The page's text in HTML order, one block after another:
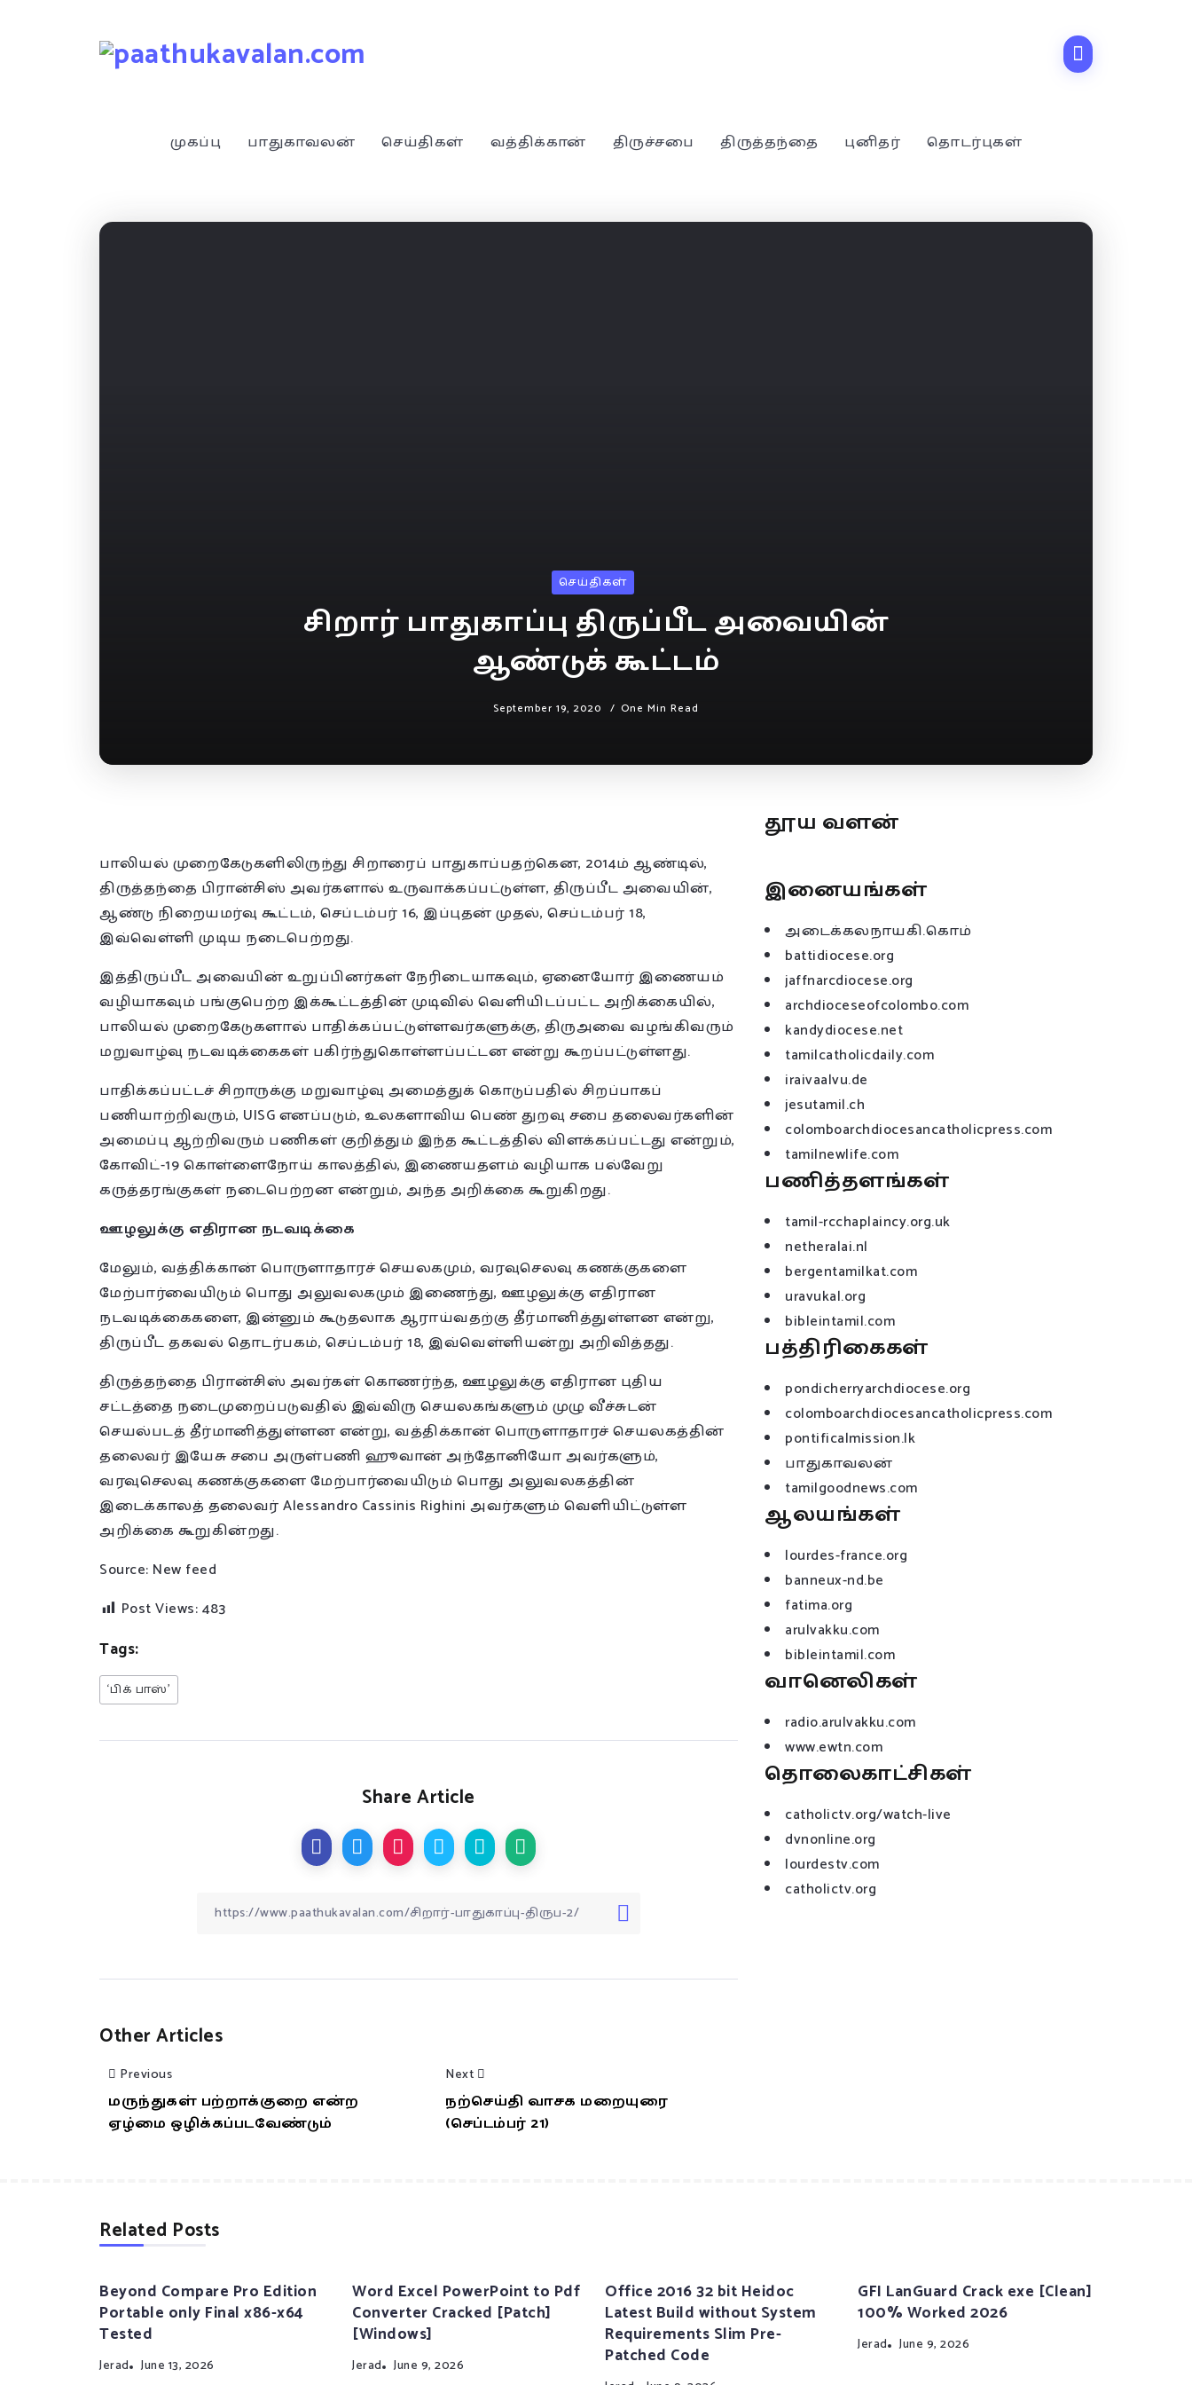
முகப்பு பாதுகாவலன் செய்திகள் வத்திக்கான் திருச்சபை திருத்தந்தை புனிதர் தொடர்புகள்
செய்திகள்
சிறார் பாதுகாப்பு திருப்பீட அவையின்
ஆண்டுக் கூட்டம்
September 19, 2020 One Min Read
பாலியல் முறைகேடுகளிலிருந்து சிறாரைப் பாதுகாப்பதற்கென, 2014ம் ஆண்டில்,
திருத்தந்தை பிரான்சிஸ் அவர்களால் உருவாக்கப்பட்டுள்ள, திருப்பீட அவையின்,
ஆண்டு நிறையமர்வு கூட்டம், செப்டம்பர் 16, இப்புதன் முதல், செப்டம்பர் 18,
இவ்வெள்ளி முடிய நடைபெற்றது.
இத்திருப்பீட அவையின் உறுப்பினர்கள் நேரிடையாகவும், ஏனையோர் இணையம்
வழியாகவும் பங்குபெற்ற இக்கூட்டத்தின் முடிவில் வெளியிடப்பட்ட அறிக்கையில்,
பாலியல் முறைகேடுகளால் பாதிக்கப்பட்டுள்ளவர்களுக்கு, திருஅவை வழங்கிவரும்
மறுவாழ்வு நடவடிக்கைகள் பகிர்ந்துகொள்ளப்பட்டன என்று கூறப்பட்டுள்ளது.
பாதிக்கப்பட்டச் சிறாருக்கு மறுவாழ்வு அமைத்துக் கொடுப்பதில் சிறப்பாகப்
பணியாற்றிவரும், UISG எனப்படும், உலகளாவிய பெண் துறவு சபை தலைவர்களின்
அமைப்பு ஆற்றிவரும் பணிகள் குறித்தும் இந்த கூட்டத்தில் விளக்கப்பட்டது என்றும்,
கோவிட்-19 கொள்ளைநோய் காலத்தில், இணையதளம் வழியாக பல்வேறு
கருத்தரங்குகள் நடைபெற்றன என்றும், அந்த அறிக்கை கூறுகிறது.
ஊழலுக்கு எதிரான நடவடிக்கை
மேலும், வத்திக்கான் பொருளாதாரச் செயலகமும், வரவுசெலவு கணக்குகளை
மேற்பார்வையிடும் பொது அலுவலகமும் இணைந்து, ஊழலுக்கு எதிரான
நடவடிக்கைகளை, இன்னும் கூடுதலாக ஆராய்வதற்கு தீர்மானித்துள்ளன என்று,
திருப்பீட தகவல் தொடர்பகம், செப்டம்பர் 18, இவ்வெள்ளியன்று அறிவித்தது.
திருத்தந்தை பிரான்சிஸ் அவர்கள் கொணர்ந்த, ஊழலுக்கு எதிரான புதிய
சட்டத்தை நடைமுறைப்படுவதில் இவ்விரு செயலகங்களும் முழு வீச்சுடன்
செயல்படத் தீர்மானித்துள்ளன என்று, வத்திக்கான் பொருளாதாரச் செயலகத்தின்
தலைவர் இயேசு சபை அருள்பணி ஹூவான் அந்தோனியோ அவர்களும்,
வரவுசெலவு கணக்குகளை மேற்பார்வையிடும் பொது அலுவலகத்தின்
இடைக்காலத் தலைவர் Alessandro Cassinis Righini அவர்களும் வெளியிட்டுள்ள
அறிக்கை கூறுகின்றது.
Source: New feed
Post Views:483
Tags:
‘பிக் பாஸ்’
Share Article
Other Articles
Previous
மருந்துகள் பற்றாக்குறை என்ற
ஏழ்மை ஒழிக்கப்படவேண்டும்
Next
நற்செய்தி வாசக மறையுரை
(செப்டம்பர் 21)
தூய வளன்
இனையங்கள்
அடைக்கலநாயகி.கொம்
battidiocese.org
jaffnarcdiocese.org
archdioceseofcolombo.com
kandydiocese.net
tamilcatholicdaily.com
iraivaalvu.de
jesutamil.ch
colomboarchdiocesancatholicpress.com
tamilnewlife.com
பணித்தளங்கள்
tamil-rcchaplaincy.org.uk
netheralai.nl
bergentamilkat.com
uravukal.org
bibleintamil.com
பத்திரிகைகள்
pondicherryarchdiocese.org
colomboarchdiocesancatholicpress.com
pontificalmission.lk
பாதுகாவலன்
tamilgoodnews.com
ஆலயங்கள்
lourdes-france.org
banneux-nd.be
fatima.org
arulvakku.com
bibleintamil.com
வானெலிகள்
radio.arulvakku.com
www.ewtn.com
தொலைகாட்சிகள்
catholictv.org/watch-live
dvnonline.org
lourdestv.com
catholictv.org
Related Posts
Beyond Compare Pro Edition
Portable only Final x86-x64
Tested
Jerad June 13, 2026
Word Excel PowerPoint to Pdf
Converter Cracked [Patch]
[Windows]
Jerad June 9, 2026
Office 2016 32 bit Heidoc
Latest Build without System
Requirements Slim Pre-
Patched Code
GFI LanGuard Crack exe [Clean]
100% Worked 2026
Jerad June 9, 2026